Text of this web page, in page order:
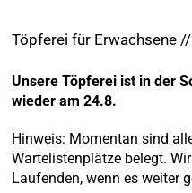
Töpferei für Erwachsene
Unsere Töpferei ist in der
wieder am 24.8.
Hinweis: Momentan sind
Wartelistenplätze belegt.
Laufenden, wenn es weiter